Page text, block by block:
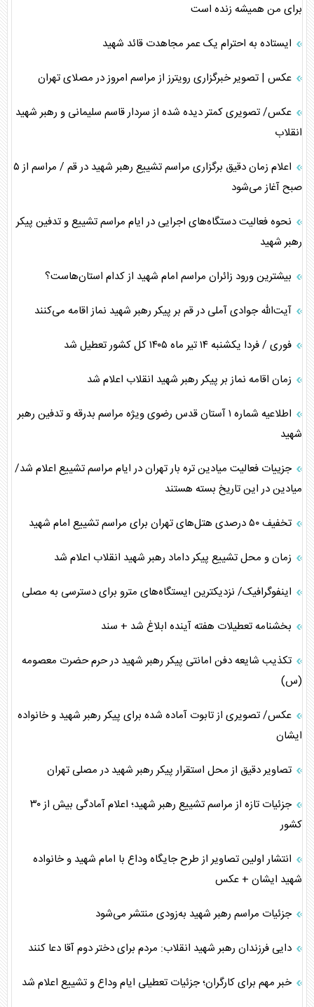
برای من همیشه زنده است
ایستاده به احترام یک عمر مجاهدت قائد شهید
عکس | تصویر خبرگزاری رویترز از مراسم امروز در مصلای تهران
عکس/ تصویری کمتر دیده شده از سردار قاسم سلیمانی و رهبر شهید
انقلاب
اعلام زمان دقیق برگزاری مراسم تشییع رهبر شهید در قم / مراسم از ۵
صبح آغاز می‌شود
نحوه فعالیت دستگاه‌های اجرایی در ایام مراسم تشییع و تدفین پیکر
رهبر شهید
بیشترین ورود زائران مراسم امام شهید از کدام استان‌هاست؟
آیت‌الله جوادی آملی در قم بر پیکر رهبر شهید نماز اقامه می‌کنند
فوری / فردا یکشنبه ۱۴ تیر ماه ۱۴۰۵ کل کشور تعطیل شد
زمان اقامه نماز بر پیکر رهبر شهید انقلاب اعلام شد
اطلاعیه شماره ۱ آستان قدس رضوی ویژه مراسم بدرقه و تدفین رهبر
شهید
جزییات فعالیت میادین تره بار تهران در ایام مراسم تشییع اعلام شد/
میادین در این تاریخ بسته هستند
تخفیف ۵۰ درصدی هتل‌های تهران برای مراسم تشییع امام شهید
زمان و محل تشییع پیکر داماد رهبر شهید انقلاب اعلام شد
اینفوگرافیک/ نزدیکترین ایستگاه‌های مترو برای دسترسی به مصلی
بخشنامه تعطیلات هفته آینده ابلاغ شد + سند
تکذیب شایعه دفن امانتی پیکر رهبر شهید در حرم حضرت معصومه
(س)
عکس/ تصویری از تابوت آماده شده برای پیکر رهبر شهید و خانواده
ایشان
تصاویر دقیق از محل استقرار پیکر رهبر شهید در مصلی تهران
جزئیات تازه از مراسم تشییع رهبر شهید؛ اعلام آمادگی بیش از ۳۰
کشور
انتشار اولین تصاویر از طرح جایگاه وداع با امام شهید و خانواده
شهید ایشان + عکس
جزئیات مراسم رهبر شهید به‌زودی منتشر می‌شود
دایی فرزندان رهبر شهید انقلاب: مردم برای دختر دوم آقا دعا کنند
خبر مهم برای کارگران؛ جزئیات تعطیلی ایام وداع و تشییع اعلام شد